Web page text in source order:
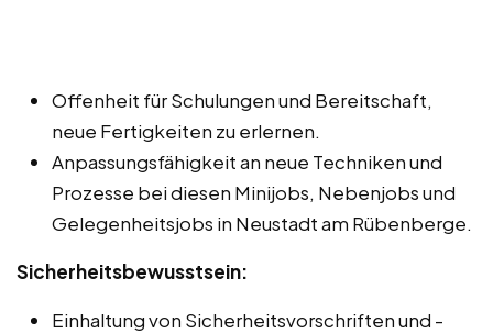
Offenheit für Schulungen und Bereitschaft,
neue Fertigkeiten zu erlernen.
Anpassungsfähigkeit an neue Techniken und
Prozesse bei diesen Minijobs, Nebenjobs und
Gelegenheitsjobs in Neustadt am Rübenberge.
Sicherheitsbewusstsein:
Einhaltung von Sicherheitsvorschriften und -